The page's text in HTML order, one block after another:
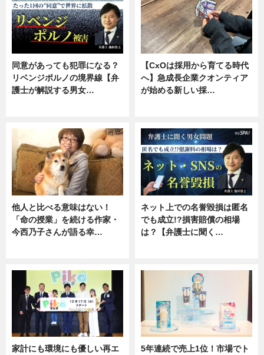
同意があっても犯罪になる？
リベンジポルノの境界線【弁
護士が解説する男女…
【CxOは採用から育てる時代
へ】急成長企業クオンティア
が始める新しい採…
他人と比べる意味はない！
「命の授業」を続ける作家・
今西乃子さんが語る幸…
ネット上での名誉毀損は匿名
でも成立!?損害賠償の相場
は？【弁護士に聞く…
家計にも環境にも優しい再エ
5年連続で売上1位！市場でト